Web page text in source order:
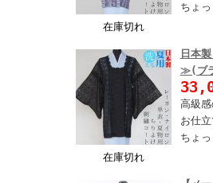
在庫切れ
ちょ
在庫切れ
日本
≫(ブ
高級
お仕
ちょ